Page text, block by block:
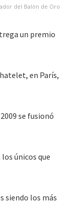
del Balón de Oro
un premio
en París,
se fusionó
únicos que
siendo los más